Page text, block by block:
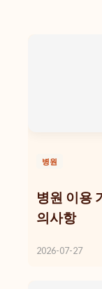
병원
병원 이용
의사항
2026-07-27